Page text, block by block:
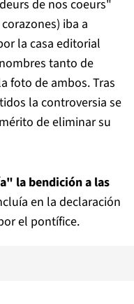
de nos coeurs"
iba a
la casa editorial
tanto de
foto de ambos. Tras
la controversia se
de eliminar su
la bendición a las
en la declaración
el pontífice.